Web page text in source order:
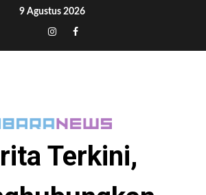
9 Agustus 2026
Tiktok
InstagramFacebook
Terkini,